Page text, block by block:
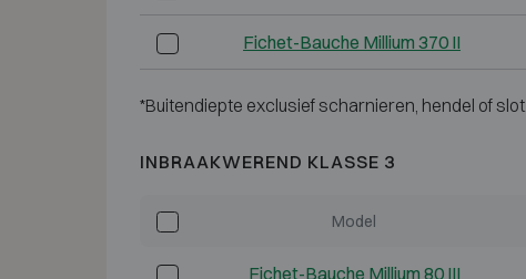
Fichet-Bauche Millium 370 II
*Buitendiepte exclusief scharnieren, hendel of slot.
INBRAAKWEREND KLASSE 3
Model
Fichet-Bauche Millium 80 III